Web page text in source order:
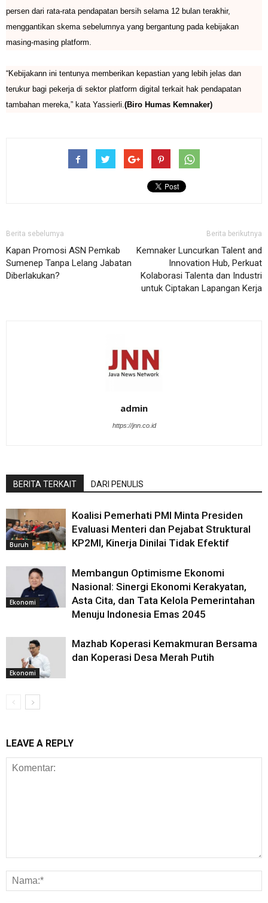
persen dari rata-rata pendapatan bersih selama 12 bulan terakhir,
menggantikan skema sebelumnya yang bergantung pada kebijakan
masing-masing platform.
“Kebijakann ini tentunya memberikan kepastian yang lebih jelas dan
terukur bagi pekerja di sektor platform digital terkait hak pendapatan
tambahan mereka,” kata Yassierli.(Biro Humas Kemnaker)
Berita sebelumya
Kapan Promosi ASN Pemkab
Sumenep Tanpa Lelang Jabatan
Diberlakukan?
Berita berikutnya
Kemnaker Luncurkan Talent and
Innovation Hub, Perkuat
Kolaborasi Talenta dan Industri
untuk Ciptakan Lapangan Kerja
admin
https://jnn.co.id
BERITA TERKAIT DARI PENULIS
Buruh
Koalisi Pemerhati PMI Minta Presiden
Evaluasi Menteri dan Pejabat Struktural
KP2MI, Kinerja Dinilai Tidak Efektif
Ekonomi
Membangun Optimisme Ekonomi
Nasional: Sinergi Ekonomi Kerakyatan,
Asta Cita, dan Tata Kelola Pemerintahan
Menuju Indonesia Emas 2045
Ekonomi
Mazhab Koperasi Kemakmuran Bersama
dan Koperasi Desa Merah Putih
LEAVE A REPLY